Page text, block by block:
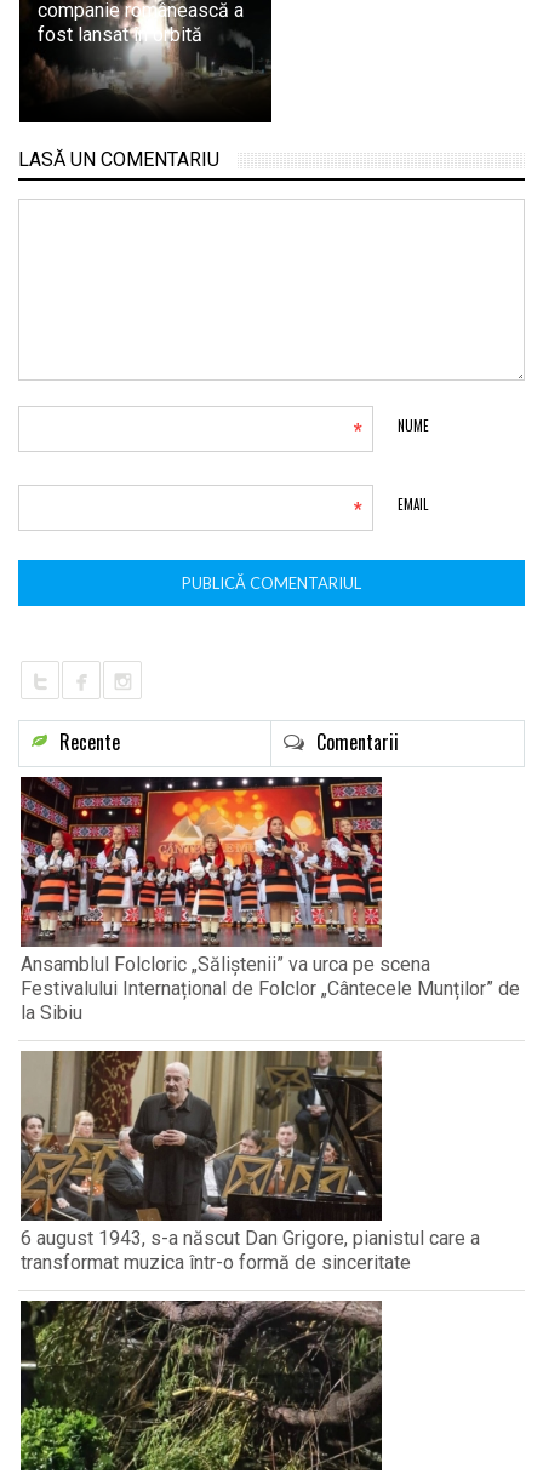
companie românească a
fost lansat în orbită
LASĂ UN COMENTARIU
NUME
*
EMAIL
*
Recente Comentarii
Ansamblul Folcloric „Săliștenii” va urca pe scena
Festivalului Internațional de Folclor „Cântecele Munților” de
la Sibiu
6 august 1943, s-a născut Dan Grigore, pianistul care a
transformat muzica într-o formă de sinceritate